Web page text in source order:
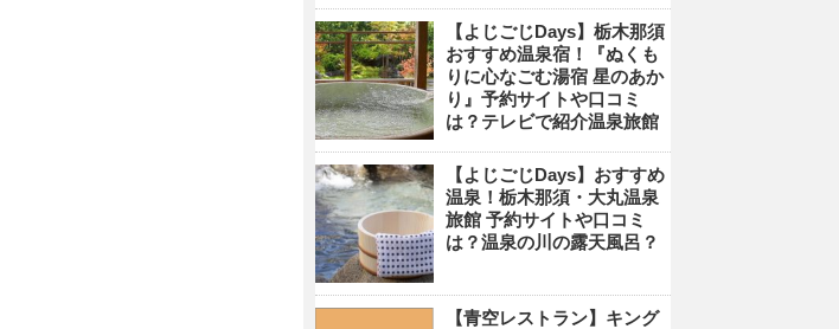
【よじごじDays】栃木那須
おすすめ温泉宿！『ぬくも
りに心なごむ湯宿 星のあか
り』予約サイトや口コミ
は？テレビで紹介温泉旅館
【よじごじDays】おすすめ
温泉！栃木那須・大丸温泉
旅館 予約サイトや口コミ
は？温泉の川の露天風呂？
【青空レストラン】キング